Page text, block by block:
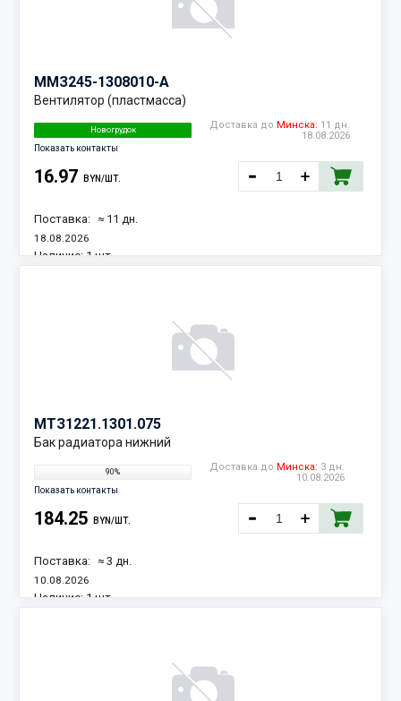
ММЗ245-1308010-А
Вентилятор (пластмасса)
Новогрудок
Показать контакты
Доставка до Минска: 11 дн.
18.08.2026
16.97 BYN/ШТ.
Поставка: ≈ 11 дн.
18.08.2026
Наличие: 1 шт.
МТЗ1221.1301.075
Бак радиатора нижний
90%
Показать контакты
Доставка до Минска: 3 дн.
10.08.2026
184.25 BYN/ШТ.
Поставка: ≈ 3 дн.
10.08.2026
Наличие: 1 шт.